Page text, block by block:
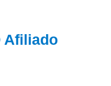
Afiliado